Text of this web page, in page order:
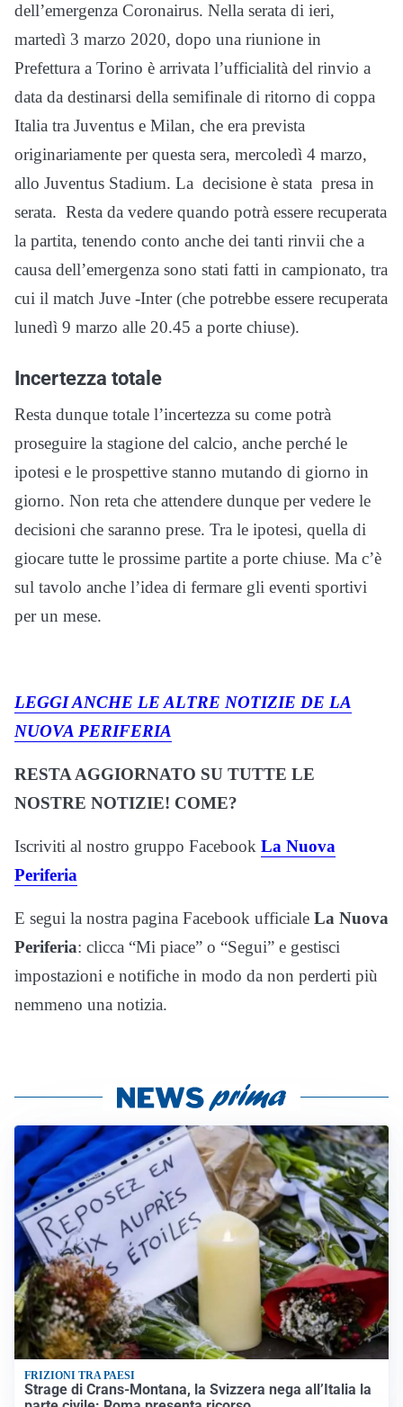
dell’emergenza Coronairus. Nella serata di ieri,
martedì 3 marzo 2020, dopo una riunione in
Prefettura a Torino è arrivata l’ufficialità del rinvio a
data da destinarsi della semifinale di ritorno di coppa
Italia tra Juventus e Milan, che era prevista
originariamente per questa sera, mercoledì 4 marzo,
allo Juventus Stadium. La decisione è stata presa in
serata. Resta da vedere quando potrà essere recuperata
la partita, tenendo conto anche dei tanti rinvii che a
causa dell’emergenza sono stati fatti in campionato, tra
cui il match Juve -Inter (che potrebbe essere recuperata
lunedì 9 marzo alle 20.45 a porte chiuse).
Incertezza totale
Resta dunque totale l’incertezza su come potrà
proseguire la stagione del calcio, anche perché le
ipotesi e le prospettive stanno mutando di giorno in
giorno. Non reta che attendere dunque per vedere le
decisioni che saranno prese. Tra le ipotesi, quella di
giocare tutte le prossime partite a porte chiuse. Ma c’è
sul tavolo anche l’idea di fermare gli eventi sportivi
per un mese.
LEGGI ANCHE LE ALTRE NOTIZIE DE LA
NUOVA PERIFERIA
RESTA AGGIORNATO SU TUTTE LE
NOSTRE NOTIZIE! COME?
Iscriviti al nostro gruppo Facebook La Nuova
Periferia
E segui la nostra pagina Facebook ufficiale La Nuova
Periferia: clicca “Mi piace” o “Segui” e gestisci
impostazioni e notifiche in modo da non perderti più
nemmeno una notizia.
FRIZIONI TRA PAESI
Strage di Crans-Montana, la Svizzera nega all’Italia la